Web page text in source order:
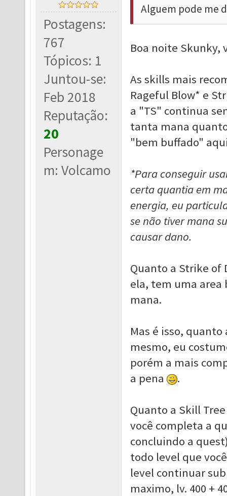
Postagens:
767
Tópicos: 1
Juntou-se:
Feb 2018
Reputação:
20
Personage
m: Volcamo
Alguem pode me
Boa noite Skunky,
As skills mais
Rageful Blow* e
a "TS" continua
tanta mana
"bem buffado"
*Para conseguir
certa quantia em
energia, eu
se não tiver mana
causar dano.
Quanto a Strike of
ela, tem uma area
mana.
Mas é isso,
mesmo, eu
porém a mais
a pena
.
Quanto a Skill
você completa a
concluindo a
todo level que
level continuar
maximo, lv. 400 +